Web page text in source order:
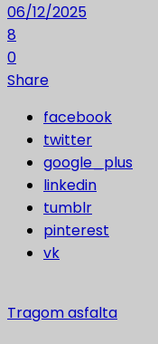
06/12/2025
8
0
Share
facebook
twitter
google_plus
linkedin
tumblr
pinterest
vk
Tragom asfalta